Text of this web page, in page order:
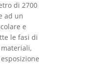
di 2700
ad un
e
le fasi di
materiali,